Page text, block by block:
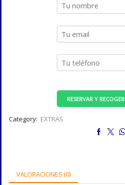
RESERVAR Y
Category: EXTRAS
VALORACIONES (0)